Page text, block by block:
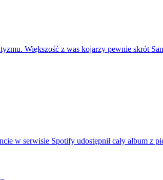
Większość z was kojarzy pewnie skrót
w serwisie Spotify udostępnił cały album z